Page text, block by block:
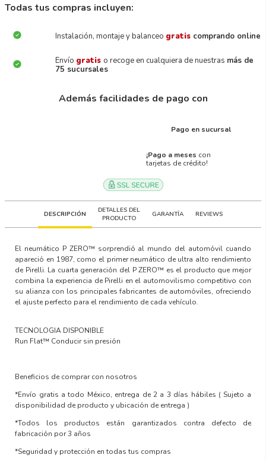
Todas tus compras incluyen:
Instalación, montaje y balanceo gratis comprando online
Envío gratis o recoge en cualquiera de nuestras más de
75 sucursales
Además facilidades de pago con
Pago en sucursal
¡Pago a meses con
tarjetas de crédito!
DESCRIPCIÓN
DETALLES DEL
PRODUCTO
GARANTÍA REVIEWS
El neumático P ZERO™ sorprendió al mundo del automóvil cuando
apareció en 1987, como el primer neumático de ultra alto rendimiento
de Pirelli. La cuarta generación del P ZERO™ es el producto que mejor
combina la experiencia de Pirelli en el automovilismo competitivo con
su alianza con los principales fabricantes de automóviles, ofreciendo
el ajuste perfecto para el rendimiento de cada vehículo.
TECNOLOGIA DISPONIBLE
Run Flat™ Conducir sin presión
Beneficios de comprar con nosotros
*Envío gratis a todo México, entrega de 2 a 3 días hábiles ( Sujeto a
disponibilidad de producto y ubicación de entrega )
*Todos los productos están garantizados contra defecto de
fabricación por 3 años
*Seguridad y protección en todas tus compras